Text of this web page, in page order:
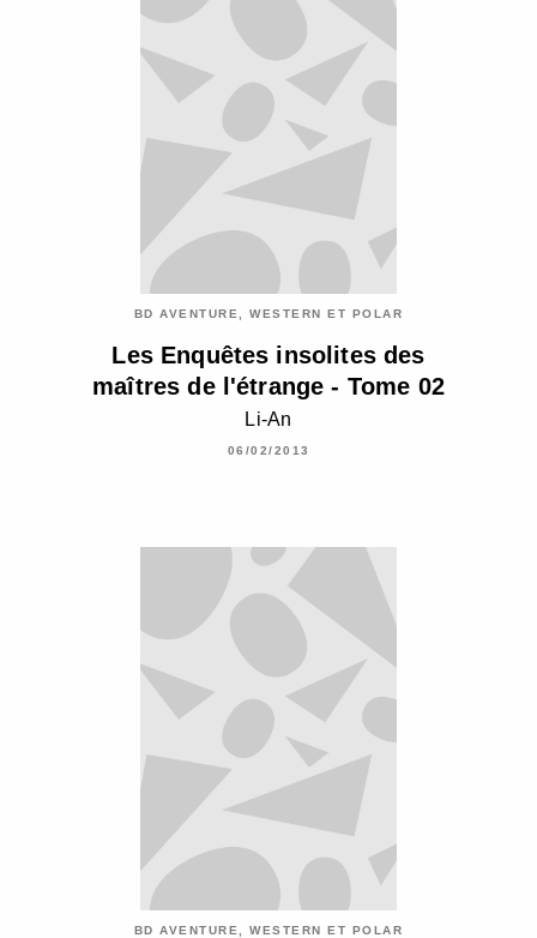
BD AVENTURE, WESTERN ET POLAR
Les Enquêtes insolites des
maîtres de l'étrange - Tome 02
Li-An
06/02/2013
BD AVENTURE, WESTERN ET POLAR